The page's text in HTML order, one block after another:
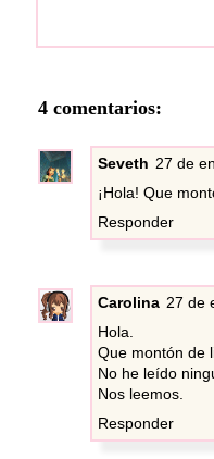
4 comentarios:
Seveth 27 de
¡Hola! Que
Responder
Carolina 27 de
Hola.
Que montón de
No he leído
Nos leemos.
Responder